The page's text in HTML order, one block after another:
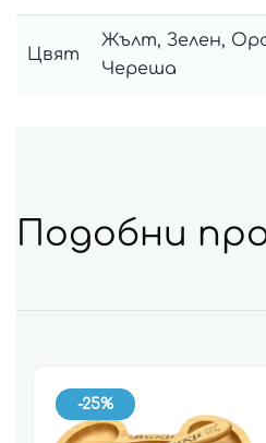
Цвят
Жълт, Зелен,
Череша
Подобни
-25%